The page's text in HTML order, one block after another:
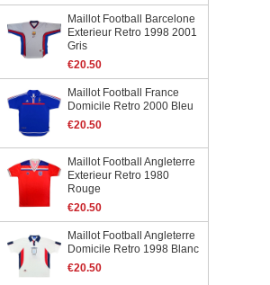
Maillot Football Barcelone
Exterieur Retro 1998 2001
Gris
€20.50
Maillot Football France
Domicile Retro 2000 Bleu
€20.50
Maillot Football Angleterre
Exterieur Retro 1980
Rouge
€20.50
Maillot Football Angleterre
Domicile Retro 1998 Blanc
€20.50